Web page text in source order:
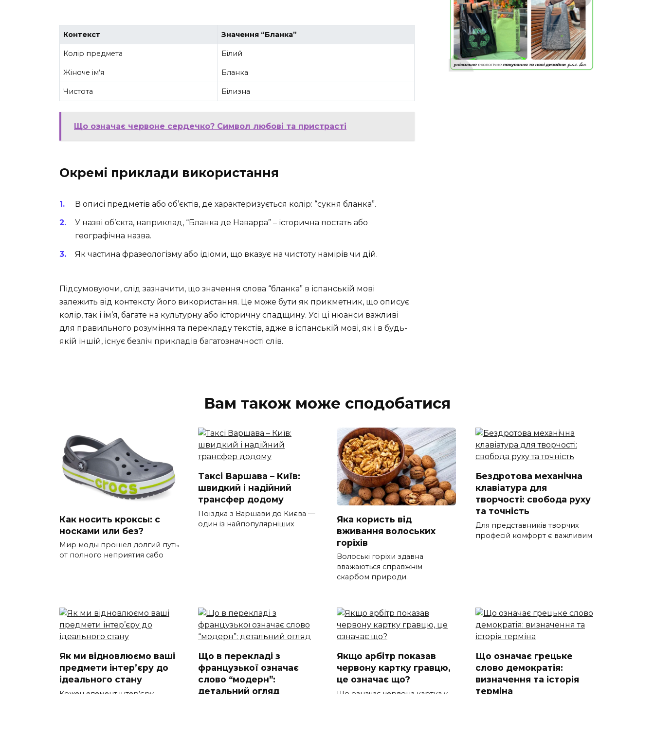
Контекст Значення “Бланка”
Колір предмета Білий
Жіноче ім’я Бланка
Чистота Білизна
Що означає червоне сердечко? Символ любові та пристрасті
Окремі приклади використання
В описі предметів або об’єктів, де характеризується колір: “сукня бланка”.
У назві об’єкта, наприклад, “Бланка де Наварра” – історична постать або
географічна назва.
Як частина фразеологізму або ідіоми, що вказує на чистоту намірів чи дій.
Підсумовуючи, слід зазначити, що значення слова “бланка” в іспанській мові
залежить від контексту його використання. Це може бути як прикметник, що описує
колір, так і ім’я, багате на культурну або історичну спадщину. Усі ці нюанси важливі
для правильного розуміння та перекладу текстів, адже в іспанській мові, як і в будь-
якій іншій, існує безліч прикладів багатозначності слів.
Вам також може сподобатися
Как носить кроксы: с
носками или без?
Мир моды прошел долгий путь
от полного неприятия сабо
Таксі Варшава – Київ:
швидкий і надійний
трансфер додому
Поїздка з Варшави до Києва —
один із найпопулярніших
Яка користь від
вживання волоських
горіхів
Волоські горіхи здавна
вважаються справжнім
скарбом природи.
Бездротова механічна
клавіатура для
творчості: свобода руху
та точність
Для представників творчих
професій комфорт є важливим
Як ми відновлюємо ваші
предмети інтер’єру до
ідеального стану
Кожен елемент інтер’єру
Що в перекладі з
французької означає
слово “модерн”:
детальний огляд
Якщо арбітр показав
червону картку гравцю,
це означає що?
Що означає червона картка у
Що означає грецьке
слово демократія:
визначення та історія
терміна